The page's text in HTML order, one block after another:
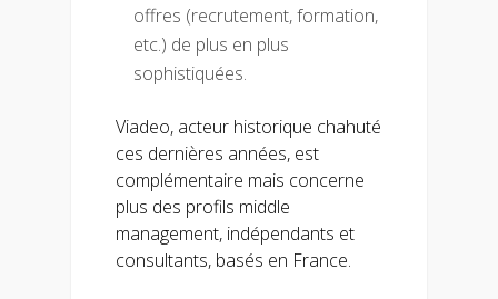
offres (recrutement, formation,
etc.) de plus en plus
sophistiquées.
Viadeo, acteur historique chahuté
ces dernières années, est
complémentaire mais concerne
plus des profils middle
management, indépendants et
consultants, basés en France.